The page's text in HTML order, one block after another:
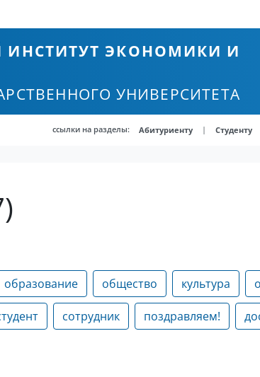
ЭКОНОМИКИ И
УНИВЕРСИТЕТА
ссылки на разделы: Абитуриенту | Студенту
образование общество культура
сотрудник поздравляем!